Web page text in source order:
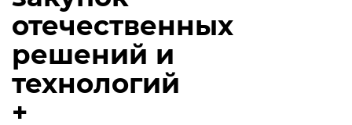
отечественных
решений и
технологий
+